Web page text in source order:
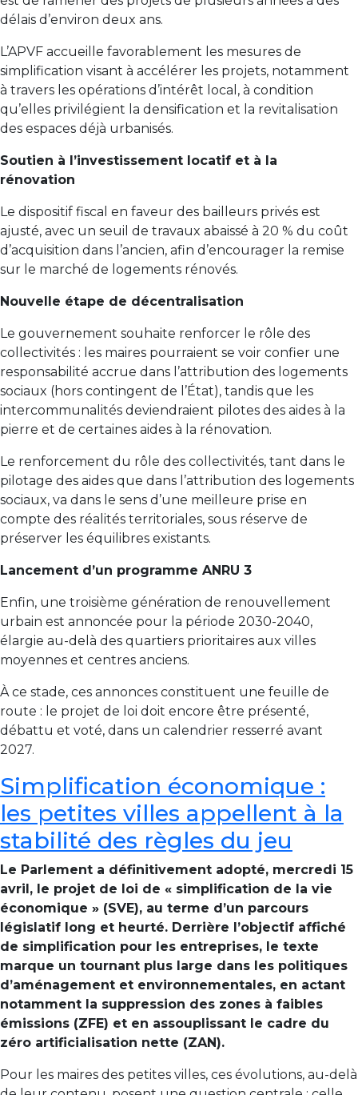
délais d’environ deux ans.
L’APVF accueille favorablement les mesures de
simplification visant à accélérer les projets, notamment
à travers les opérations d’intérêt local, à condition
qu’elles privilégient la densification et la revitalisation
des espaces déjà urbanisés.
Soutien à l’investissement locatif et à la
rénovation
Le dispositif fiscal en faveur des bailleurs privés est
ajusté, avec un seuil de travaux abaissé à 20 % du coût
d’acquisition dans l’ancien, afin d’encourager la remise
sur le marché de logements rénovés.
Nouvelle étape de décentralisation
Le gouvernement souhaite renforcer le rôle des
collectivités : les maires pourraient se voir confier une
responsabilité accrue dans l’attribution des logements
sociaux (hors contingent de l’État), tandis que les
intercommunalités deviendraient pilotes des aides à la
pierre et de certaines aides à la rénovation.
Le renforcement du rôle des collectivités, tant dans le
pilotage des aides que dans l’attribution des logements
sociaux, va dans le sens d’une meilleure prise en
compte des réalités territoriales, sous réserve de
préserver les équilibres existants.
Lancement d’un programme ANRU 3
Enfin, une troisième génération de renouvellement
urbain est annoncée pour la période 2030-2040,
élargie au-delà des quartiers prioritaires aux villes
moyennes et centres anciens.
À ce stade, ces annonces constituent une feuille de
route : le projet de loi doit encore être présenté,
débattu et voté, dans un calendrier resserré avant
2027.
Simplification économique :
les petites villes appellent à la
stabilité des règles du jeu
Le Parlement a définitivement adopté, mercredi 15
avril, le projet de loi de « simplification de la vie
économique » (SVE), au terme d’un parcours
législatif long et heurté. Derrière l’objectif affiché
de simplification pour les entreprises, le texte
marque un tournant plus large dans les politiques
d’aménagement et environnementales, en actant
notamment la suppression des zones à faibles
émissions (ZFE) et en assouplissant le cadre du
zéro artificialisation nette (ZAN).
Pour les maires des petites villes, ces évolutions, au-delà